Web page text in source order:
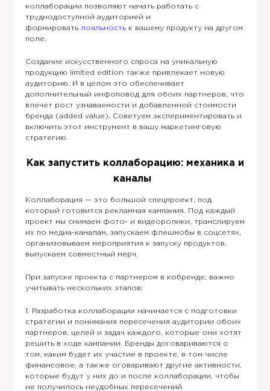
коллаборации позволяют начать работать с
труднодоступной аудиторией и
формировать лояльностьк вашему продукту на другом
поле.
Создание искусственного спроса на уникальную
продукцию limited edition также привлекает новую
аудиторию. И в целом это обеспечивает
дополнительный инфоповод для обоих партнеров, что
влечет рост узнаваемости и добавленной стоимости
бренда (added value). Советуем экспериментировать и
включить этот инструмент в вашу маркетинговую
стратегию.
Как запустить коллаборацию: механика и
каналы
Коллаборация — это большой спецпроект, под
который готовится рекламная кампания. Под каждый
проект мы снимаем фото- и видеоролики, транслируем
их по медиа-каналам, запускаем флешмобы в соцсетях,
организовываем мероприятия к запуску продуктов,
выпускаем совместный мерч.
При запуске проекта с партнером в кобренде, важно
учитывать нескольких этапов:
1. Разработка коллаборации начинается с подготовки
стратегии и понимания пересечения аудитории обоих
партнеров, целей и задач каждого, которые они хотят
решить в ходе кампании. Бренды договариваются о
том, каким будет их участие в проекте, в том числе
финансовое, а также оговаривают другие активности,
которые будут у них до и после коллаборации, чтобы
не получилось неудобных пересечений.